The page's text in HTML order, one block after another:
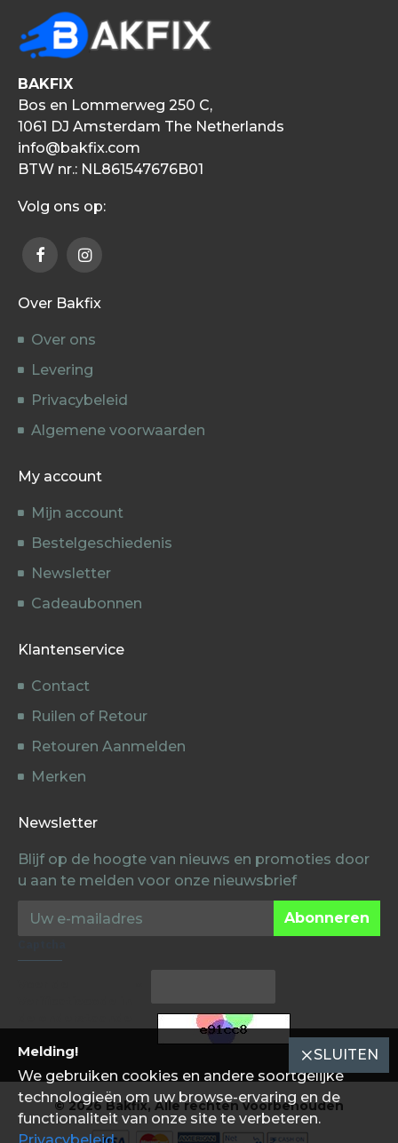
BAKFIX
Bos en Lommerweg 250 C,
1061 DJ Amsterdam The Netherlands
info@bakfix.com
BTW nr.: NL861547676B01
Volg ons op:
Over Bakfix
Over ons
Levering
Privacybeleid
Algemene voorwaarden
My account
Mijn account
Bestelgeschiedenis
Newsletter
Cadeaubonnen
Klantenservice
Contact
Ruilen of Retour
Retouren Aanmelden
Merken
Newsletter
Blijf op de hoogte van nieuws en promoties door
u aan te melden voor onze nieuwsbrief
Abonneren
© 2026 Bakfix, Alle rechten voorbehouden
SLUITEN
Melding!
We gebruiken cookies en andere soortgelijke
technologieën om uw browse-ervaring en de
functionaliteit van onze site te verbeteren.